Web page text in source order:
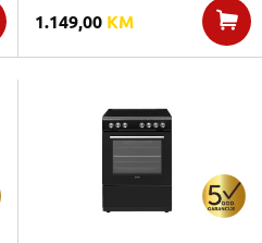
1.149,00 KM